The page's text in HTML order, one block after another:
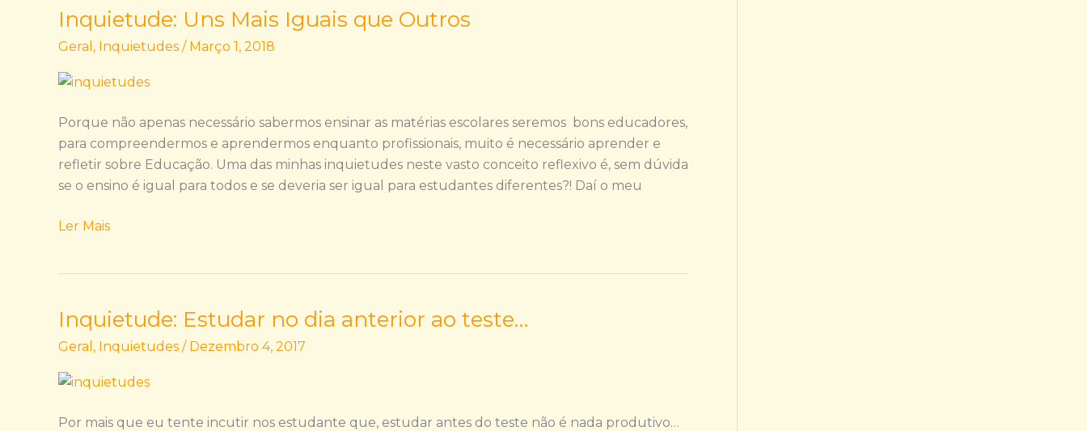
Inquietude: Uns Mais Iguais que Outros
Geral , Inquietudes / Março 1, 2018
Porque não apenas necessário sabermos ensinar as matérias escolares seremos bons educadores,
para compreendermos e aprendermos enquanto profissionais, muito é necessário aprender e
refletir sobre Educação. Uma das minhas inquietudes neste vasto conceito reflexivo é, sem dúvida
se o ensino é igual para todos e se deveria ser igual para estudantes diferentes?! Daí o meu
Inquietude:
Iguais
Outros
Ler Mais
Inquietude: Estudar no dia anterior ao teste…
Geral , Inquietudes / Dezembro 4, 2017
Por mais que eu tente incutir nos estudante que, estudar antes do teste não é nada produtivo…
Inquietude:
dia
ao